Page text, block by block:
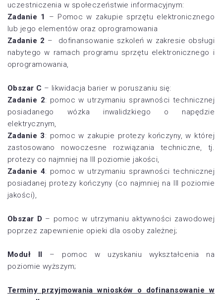
uczestniczenia w społeczeństwie informacyjnym:
Zadanie 1
– Pomoc w zakupie sprzętu elektronicznego
lub jego elementów oraz oprogramowania
Zadanie 2 – dofinansowanie szkoleń w zakresie obsługi
nabytego w ramach programu sprzętu elektronicznego i
oprogramowania,
Obszar C – likwidacja barier w poruszaniu się:
Zadanie 2: pomoc w utrzymaniu sprawności technicznej
posiadanego wózka inwalidzkiego o napędzie
elektrycznym,
Zadanie 3: pomoc w zakupie protezy kończyny, w której
zastosowano nowoczesne rozwiązania techniczne, tj.
protezy co najmniej na III poziomie jakości,
Zadanie 4: pomoc w utrzymaniu sprawności technicznej
posiadanej protezy kończyny (co najmniej na III poziomie
jakości),
Obszar D – pomoc w utrzymaniu aktywności zawodowej
poprzez zapewnienie opieki dla osoby zależnej;
Moduł II – pomoc w uzyskaniu wykształcenia na
poziomie wyższym;
Terminy przyjmowania wniosków o dofinansowanie w